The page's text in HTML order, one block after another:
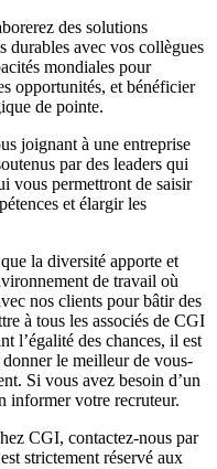
des solutions
durables avec vos collègues
mondiales pour
opportunités, et bénéficier
de pointe.
joignant à une entreprise
par des leaders qui
vous permettront de saisir
et élargir les
la diversité apporte et
de travail où
nos clients pour bâtir des
à tous les associés de CGI
l’égalité des chances, il est
le meilleur de vous-
Si vous avez besoin d’un
informer votre recruteur.
CGI, contactez-nous par
strictement réservé aux